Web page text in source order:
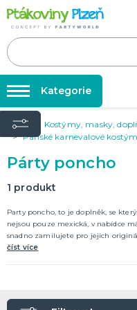
Půjčovna kostýmů
Nafukování balónků
Prodejny
Rozvoz
Párty Blog
Kontakt
Kategorie
KOSTÝMY, MASKY,
Karneval
KARNEVALOVÉ
PÁRTY VÝZDOBA
Úvod Kostýmy, masky,
Pánské karnevalové
Párty poncho
1 produkt
Party poncho, to je doplněk, se
nejsou pouze mexická, v nabídce
snadno zamilujete pro jejich
číst více